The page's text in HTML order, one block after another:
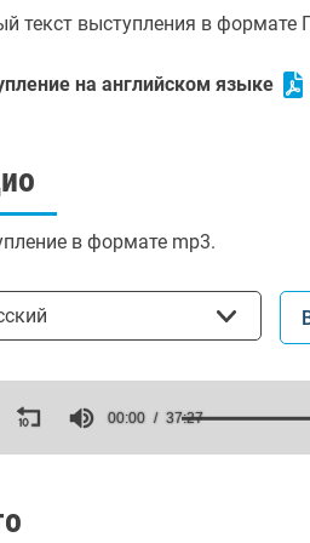
текст выступления в формате
на английском языке
в формате mp3.
00:00 37:27